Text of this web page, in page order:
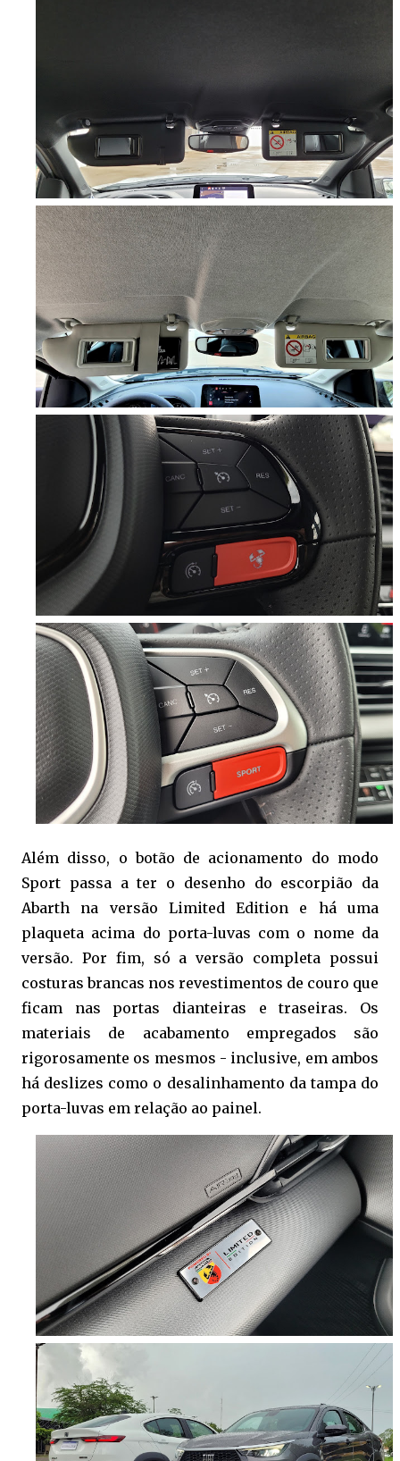
Além disso, o botão de acionamento do modo
Sport passa a ter o desenho do escorpião da
Abarth na versão Limited Edition e há uma
plaqueta acima do porta-luvas com o nome da
versão. Por fim, só a versão completa possui
costuras brancas nos revestimentos de couro que
ficam nas portas dianteiras e traseiras. Os
materiais de acabamento empregados são
rigorosamente os mesmos - inclusive, em ambos
há deslizes como o desalinhamento da tampa do
porta-luvas em relação ao painel.